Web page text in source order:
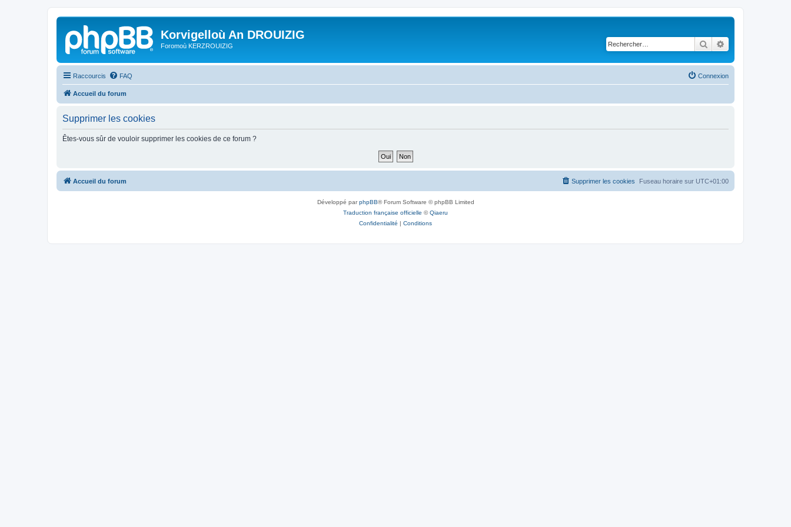
Korvigelloù An DROUIZIG
Foromoù KERZROUIZIG Rechercher
Raccourcis FAQ Connexion
Accueil du forum
Supprimer les cookies
Êtes-vous sûr de vouloir supprimer les cookies de ce forum ?
Accueil du forum Fuseau horaire sur UTC+01:00
Supprimer les cookies
Développé parphpBB® Forum Software © phpBB Limited
Traduction française officielle ©Qiaeru
Confidentialité | Conditions